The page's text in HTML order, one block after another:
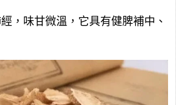
，味甘微溫，它具有健脾補中、